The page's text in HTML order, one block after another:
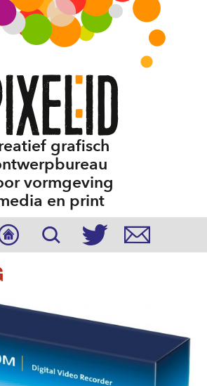
grafisch
vormgeving
en print
  